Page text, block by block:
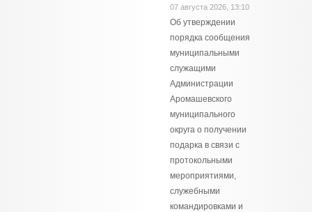
07 августа 2026, 13:10
Об утверждении
порядка сообщения
муниципальными
служащими
Администрации
Аромашевского
муниципального
округа о получении
подарка в связи с
протокольными
мероприятиями,
служебными
командировками и